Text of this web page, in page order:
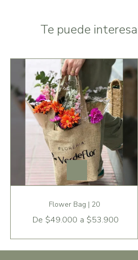
Te puede
Flower Bag | 20
De $49.000 a $53.900